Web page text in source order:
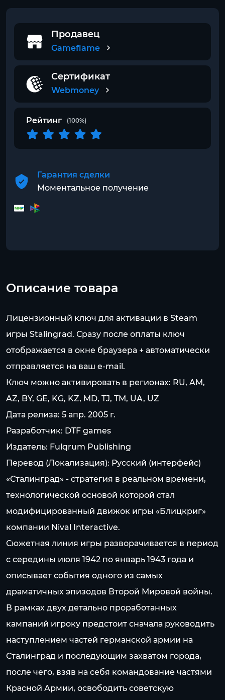
Продавец
Gameflame
Сертификат
Webmoney
Рейтинг (100%)
Гарантия сделки
Моментальное получение
Описание товара
Лицензионный ключ для активации в Steam
игры Stalingrad. Сразу после оплаты ключ
отображается в окне браузера + автоматически
отправляется на ваш e-mail.
Ключ можно активировать в регионах: RU, AM,
AZ, BY, GE, KG, KZ, MD, TJ, TM, UA, UZ
Дата релиза: 5 апр. 2005 г.
Разработчик: DTF games
Издатель: Fulqrum Publishing
Перевод (Локализация): Русский (интерфейс)
«Сталинград» - стратегия в реальном времени,
технологической основой которой стал
модифицированный движок игры «Блицкриг»
компании Nival Interactive.
Сюжетная линия игры разворачивается в период
с середины июля 1942 по январь 1943 года и
описывает события одного из самых
драматичных эпизодов Второй Мировой войны.
В рамках двух детально проработанных
кампаний игроку предстоит сначала руководить
наступлением частей германской армии на
Сталинград и последующим захватом города,
после чего, взяв на себя командование частями
Красной Армии, освободить советскую